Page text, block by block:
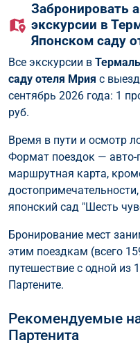
Забронировать
экскурсии в
Японском саду
Все экскурсии в
саду отеля Мрия с
сентябрь 2026 года: 1
руб.
Время в пути и осмотр
Формат поездок — авто-
маршрутная карта,
японский сад "Шесть
Бронирование мест
этим поездкам (всего
путешествие с одной
Партените.
Рекомендуемые
Партенита